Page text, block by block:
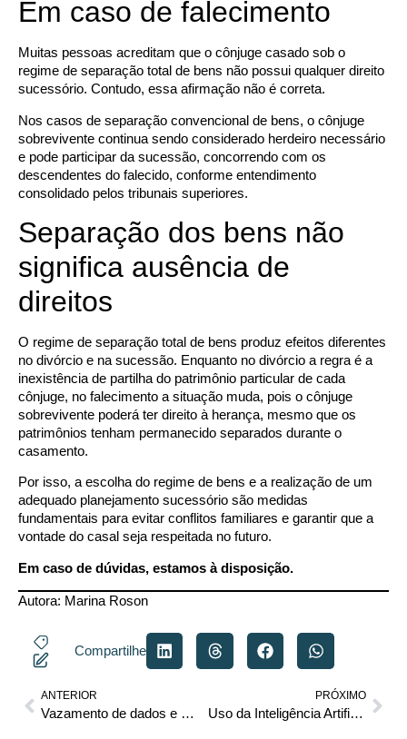
Em caso de falecimento
Muitas pessoas acreditam que o cônjuge casado sob o
regime de separação total de bens não possui qualquer direito
sucessório. Contudo, essa afirmação não é correta.
Nos casos de separação convencional de bens, o cônjuge
sobrevivente continua sendo considerado herdeiro necessário
e pode participar da sucessão, concorrendo com os
descendentes do falecido, conforme entendimento
consolidado pelos tribunais superiores.
Separação dos bens não
significa ausência de
direitos
O regime de separação total de bens produz efeitos diferentes
no divórcio e na sucessão. Enquanto no divórcio a regra é a
inexistência de partilha do patrimônio particular de cada
cônjuge, no falecimento a situação muda, pois o cônjuge
sobrevivente poderá ter direito à herança, mesmo que os
patrimônios tenham permanecido separados durante o
casamento.
Por isso, a escolha do regime de bens e a realização de um
adequado planejamento sucessório são medidas
fundamentais para evitar conflitos familiares e garantir que a
vontade do casal seja respeitada no futuro.
Em caso de dúvidas, estamos à disposição.
Autora: Marina Roson
Compartilhe
ANTERIOR
Vazamento de dados e o risco invisível das ferramentas de IA
PRÓXIMO
Uso da Inteligência Artificial e adequação à Lei Geral de Proteção de Dados